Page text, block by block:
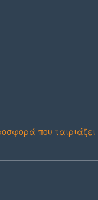
που